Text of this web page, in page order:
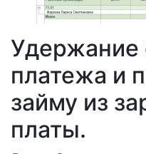
Удержание
платежа и
займу из
платы.